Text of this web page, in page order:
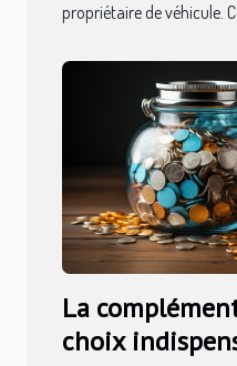
propriétaire de véhicule.
La
choix